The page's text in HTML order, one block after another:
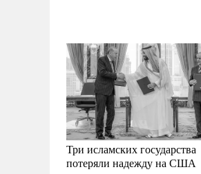
Три исламских государства
потеряли надежду на США